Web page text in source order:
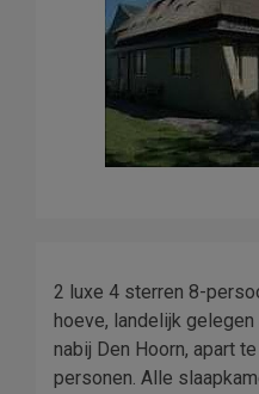
2 luxe 4 sterren 8-
hoeve, landelijk
nabij Den Hoorn, apart
personen. Alle